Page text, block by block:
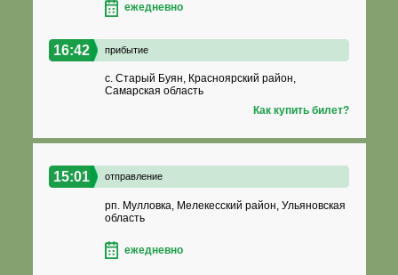
ежедневно
16:42 прибытие
с. Старый Буян, Красноярский район,
Самарская область
Как купить билет?
15:01 отправление
рп. Мулловка, Мелекесский район, Ульяновская
область
ежедневно